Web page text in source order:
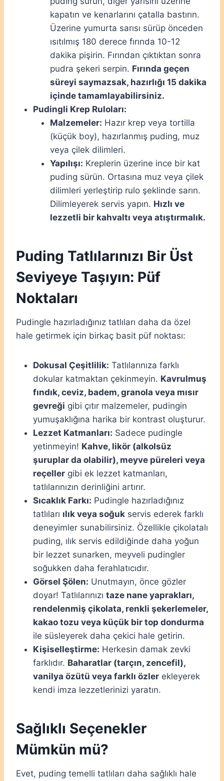
kapatın ve kenarlarını çatalla bastırın.
Üzerine yumurta sarısı sürüp önceden
ısıtılmış 180 derece fırında 10-12
dakika pişirin. Fırından çıktıktan sonra
pudra şekeri serpin. Fırında geçen
süreyi saymazsak, hazırlığı 15 dakika
içinde tamamlayabilirsiniz.
Pudingli Krep Ruloları:
Malzemeler: Hazır krep veya tortilla
(küçük boy), hazırlanmış puding, muz
veya çilek dilimleri.
Yapılışı: Kreplerin üzerine ince bir kat
puding sürün. Ortasına muz veya çilek
dilimleri yerleştirip rulo şeklinde sarın.
Dilimleyerek servis yapın. Hızlı ve
lezzetli bir kahvaltı veya atıştırmalık.
Puding Tatlılarınızı Bir Üst
Seviyeye Taşıyın: Püf
Noktaları
Pudingle hazırladığınız tatlıları daha da özel
hale getirmek için birkaç basit püf noktası:
Dokusal Çeşitlilik: Tatlılarınıza farklı
dokular katmaktan çekinmeyin. Kavrulmuş
fındık, ceviz, badem, granola veya mısır
gevreği gibi çıtır malzemeler, pudingin
yumuşaklığına harika bir kontrast oluşturur.
Lezzet Katmanları: Sadece pudingle
yetinmeyin! Kahve, likör (alkolsüz
şuruplar da olabilir), meyve püreleri veya
reçeller gibi ek lezzet katmanları,
tatlılarınızın derinliğini artırır.
Sıcaklık Farkı: Pudingle hazırladığınız
tatlıları ılık veya soğuk servis ederek farklı
deneyimler sunabilirsiniz. Özellikle çikolatalı
puding, ılık servis edildiğinde daha yoğun
bir lezzet sunarken, meyveli pudingler
soğukken daha ferahlatıcıdır.
Görsel Şölen: Unutmayın, önce gözler
doyar! Tatlılarınızı taze nane yaprakları,
rendelenmiş çikolata, renkli şekerlemeler,
kakao tozu veya küçük bir top dondurma
ile süsleyerek daha çekici hale getirin.
Kişiselleştirme: Herkesin damak zevki
farklıdır. Baharatlar (tarçın, zencefil),
vanilya özütü veya farklı özler ekleyerek
kendi imza lezzetlerinizi yaratın.
Sağlıklı Seçenekler
Mümkün mü?
Evet, puding temelli tatlıları daha sağlıklı hale